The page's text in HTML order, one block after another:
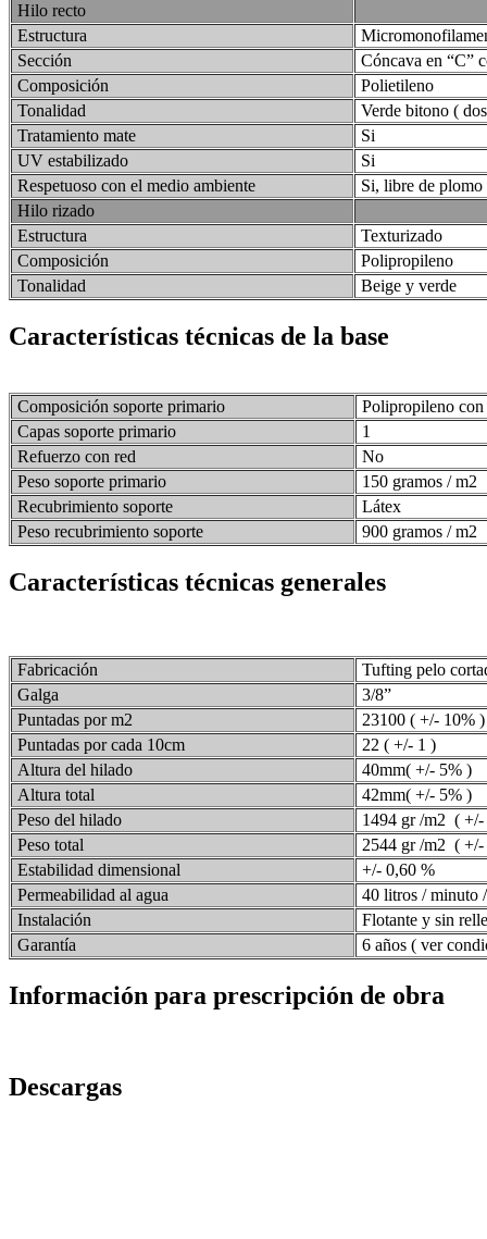
Hilo recto
Estructura
Sección
Cóncava en “C”
Composición
Polietileno
Tonalidad
Verde bitono (
Tratamiento mate
Si
UV estabilizado
Si
Respetuoso con el medio ambiente
Si, libre de
Hilo rizado
Estructura
Texturizado
Composición
Polipropileno
Tonalidad
Beige y verde
Características técnicas de la base
Composición soporte primario
Polipropileno
Capas soporte primario
1
Refuerzo con red
No
Peso soporte primario
150 gramos / m2
Recubrimiento soporte
Látex
Peso recubrimiento soporte
900 gramos / m2
Características técnicas generales
Fabricación
Tufting pelo
Galga
3/8”
Puntadas por m2
23100 ( +/- 10% )
Puntadas por cada 10cm
22 ( +/- 1 )
Altura del hilado
40mm( +/- 5% )
Altura total
42mm( +/- 5% )
Peso del hilado
1494 gr /m2 ( +/-
Peso total
2544 gr /m2 ( +/-
Estabilidad dimensional
+/- 0,60 %
Permeabilidad al agua
40 litros / minuto
Instalación
Flotante y sin
Garantía
6 años ( ver
Información para prescripción de obra
Descargas